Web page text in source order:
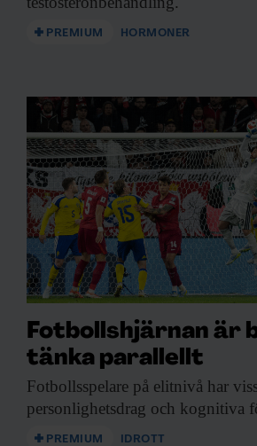
PREMIUM HORMONER
Fotbollshjärnan är
tänka parallellt
Fotbollsspelare på elitnivå har
personlighetsdrag och kognitiva
PREMIUM IDROTT